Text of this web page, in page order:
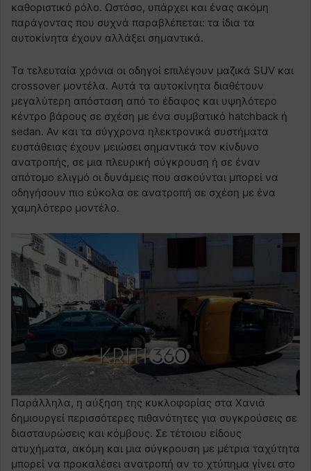
καθοριστικό ρόλο. Ωστόσο, υπάρχει και ένας ακόμη
παράγοντας που συχνά παραβλέπεται: τα ίδια τα
αυτοκίνητα έχουν αλλάξει σημαντικά.
Τα τελευταία χρόνια οι οδηγοί επιλέγουν μαζικά SUV και
crossover μοντέλα. Αυτά τα αυτοκίνητα διαθέτουν
μεγαλύτερη απόσταση από το έδαφος και υψηλότερο
κέντρο βάρους σε σχέση με ένα συμβατικό hatchback ή
sedan. Αν και τα σύγχρονα ηλεκτρονικά συστήματα
ευστάθειας έχουν μειώσει σημαντικά τον κίνδυνο
ανατροπής, σε μια πλευρική σύγκρουση ή σε έναν
απότομο ελιγμό οι δυνάμεις που ασκούνται μπορεί να
οδηγήσουν πιο εύκολα σε ανατροπή σε σχέση με ένα
χαμηλότερο μοντέλο.
Παράλληλα, η αύξηση της κυκλοφορίας στα Χανιά
δημιουργεί περισσότερες πιθανότητες για συγκρούσεις σε
διασταυρώσεις και κόμβους. Σε τέτοιου είδους
ατυχήματα, ακόμη και μια σύγκρουση με μέτρια ταχύτητα
μπορεί να προκαλέσει ανατροπή αν το χτύπημα γίνει στο